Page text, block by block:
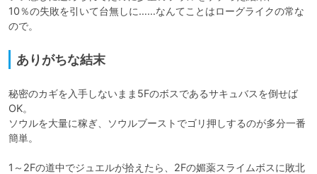
10％の失敗を引いて台無しに……なんてことはローグライクの常な
ので。
ありがちな結末
秘密のカギを入手しないまま5Fのボスであるサキュバスを倒せば
OK。
ソウルを大量に稼ぎ、ソウルブーストでゴリ押しするのが多分一番
簡単。
1～2Fの道中でジュエルが拾えたら、2Fの媚薬スライムボスに敗北